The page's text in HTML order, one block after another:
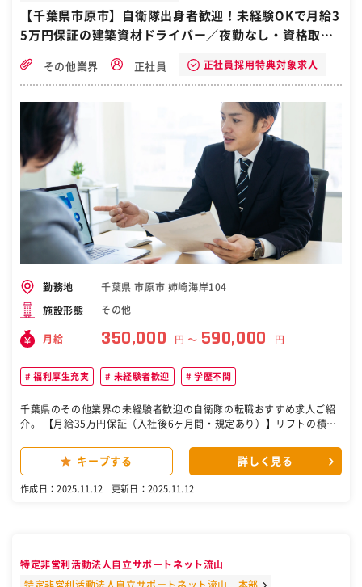
がありますが、この仕事はチーム制で現場ごとに役割分担をしながら
行うのが特徴です。仲間と声をかけ合い、無事に作業を終えたときの
れば、より活躍できるでしょう！ ［自衛隊・転職・求人］
【千葉県市原市】自衛隊出身者歓迎！未経験OKで月給3
5万円保証の建築資材ドライバー／夜勤なし・資格取得
その他業界 正社員 正社員採用特典対象求人
勤務地 千葉県 市原市 姉崎海岸104
施設形態 その他
月給 350,000 円 〜 590,000 円
福利厚生充実 未経験者歓迎 学歴不問
千葉県のその他業界の未経験者歓迎の自衛隊の転職おすすめ求人ご紹
介。 【月給35万円保証（入社後6ヶ月間・規定あり）】リフトの積み
2回！資格支援制度や給与に+制度も多数！夜勤なくてもしっかり稼げ
体の負担が少ないのが特徴！ 夜勤なし・日勤中心で働くことができ、
今なら、入社後6ヶ月間は月給35万円を最低保証！ 【無理なく働け
る！】 「GW / 夏季 / 年末年始休暇」もあり、プライベートやご家族
キープする 詳しく見る
作成日：2025.11.12 更新日：2025.11.12
特定非営利活動法人自立サポートネット流山
特定非営利活動法人自立サポートネット流山 本部